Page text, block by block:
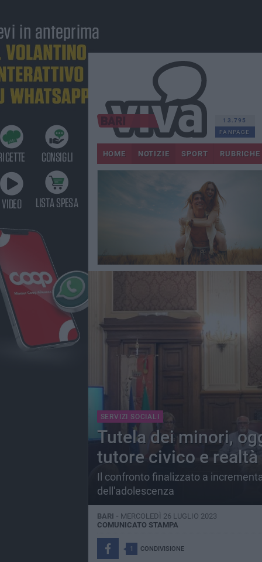
13.795
FANPAGE
HOME NOTIZIE SPORT RUBRICHE
SERVIZI SOCIALI
Tutela dei minori,
tutore civico e
Il confronto finalizzato a
dell'adolescenza
BARI - MERCOLEDÌ 26 LUGLIO 2023
COMUNICATO STAMPA
1 CONDIVISIONE